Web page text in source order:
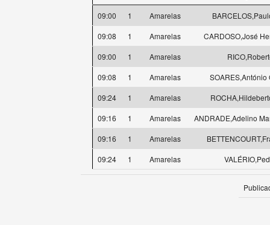
09:00 1 Amarelas
09:08
1 Amarelas
CARDOSO,José
09:00
1 Amarelas
09:08
1 Amarelas
SOARES,António
09:24
1 Amarelas
09:16
1 Amarelas
ANDRADE,Adelino
09:16
1 Amarelas
09:24
1 Amarelas